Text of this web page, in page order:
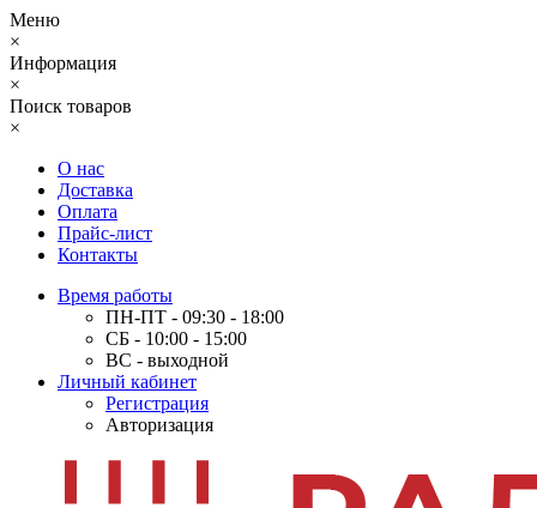
Меню
×
Информация
×
Поиск товаров
×
О нас
Доставка
Оплата
Прайс-лист
Контакты
Время работы
ПН-ПТ - 09:30 - 18:00
СБ - 10:00 - 15:00
ВС - выходной
Личный кабинет
Регистрация
Авторизация